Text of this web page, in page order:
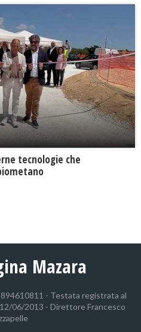
tecnologie che
Mazara
- Testata registrata al
06/2013 - Direttore Francesco